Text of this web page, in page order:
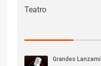
Teatro